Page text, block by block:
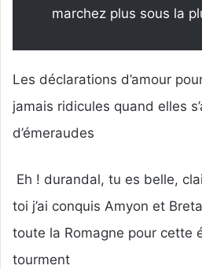
marchez plus sous la
Les déclarations d’amour
jamais ridicules quand elles
d’émeraudes
Eh ! durandal, tu es belle,
toi j’ai conquis Amyon et
toute la Romagne pour cette
tourment